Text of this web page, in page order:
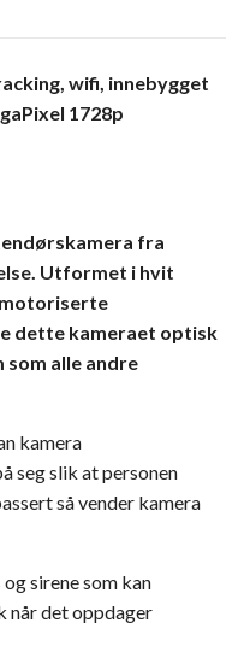
wifi, innebygget
1728p
fra
Utformet i hvit
dette kameraet optisk
som alle andre
kamera
seg slik at personen
så vender kamera
sirene som kan
når det oppdager